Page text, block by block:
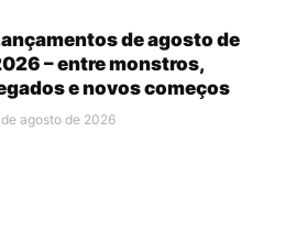
de agosto de
– entre monstros,
e novos começos
agosto de 2026